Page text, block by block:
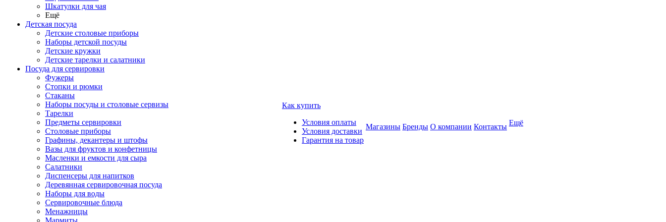
Шкатулки для чая
Ещё
Детская посуда
Детские столовые приборы
Наборы детской посуды
Детские кружки
Детские тарелки и салатники
Посуда для сервировки
Фужеры
Стопки и рюмки
Стаканы
Наборы посуды и столовые сервизы
Тарелки
Предметы сервировки
Столовые приборы
Графины, декантеры и штофы
Вазы для фруктов и конфетницы
Масленки и емкости для сыра
Салатники
Диспенсеры для напитков
Деревянная сервировочная посуда
Наборы для воды
Сервировочные блюда
Менажницы
Мармиты
Как купить
Условия оплаты
Условия доставки
Гарантия на товар
Магазины Бренды О компании Контакты Ещё